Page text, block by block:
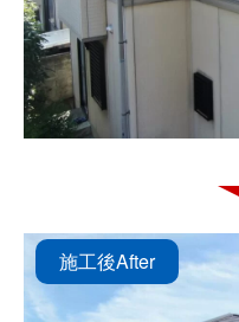
施工後After